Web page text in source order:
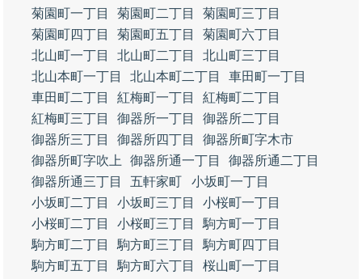
菊園町一丁目
菊園町二丁目
菊園町三丁目
菊園町四丁目
菊園町五丁目
菊園町六丁目
北山町一丁目
北山町二丁目
北山町三丁目
北山本町一丁目
北山本町二丁目
車田町一丁目
車田町二丁目
紅梅町一丁目
紅梅町二丁目
紅梅町三丁目
御器所一丁目
御器所二丁目
御器所三丁目
御器所四丁目
御器所町字木市
御器所町字吹上
御器所通一丁目
御器所通二丁目
御器所通三丁目
五軒家町
小坂町一丁目
小坂町二丁目
小坂町三丁目
小桜町一丁目
小桜町二丁目
小桜町三丁目
駒方町一丁目
駒方町二丁目
駒方町三丁目
駒方町四丁目
駒方町五丁目
駒方町六丁目
桜山町一丁目